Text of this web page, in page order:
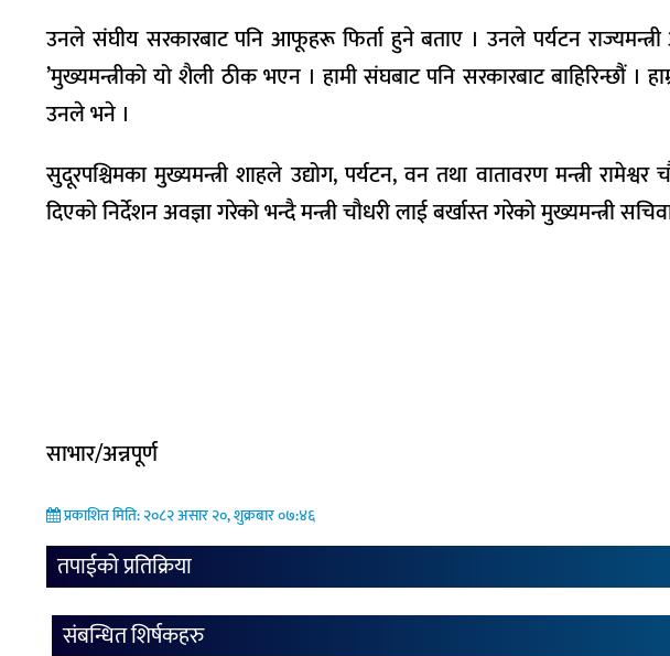
उनले संघीय सरकारबाट पनि आफूहरू फिर्ता हुने बताए । उनले पर्यटन
’मुख्यमन्त्रीको यो शैली ठीक भएन । हामी संघबाट पनि सरकारबाट बाहिरिन्छौं ।
उनले भने ।
सुदूरपश्चिमका मुख्यमन्त्री शाहले उद्योग, पर्यटन, वन तथा वातावरण मन्त्री
दिएको निर्देशन अवज्ञा गरेको भन्दै मन्त्री चौधरी लाई बर्खास्त गरेको मुख्यमन्त्री
साभार/अन्नपूर्ण
प्रकाशित मिति: २०८२ असार २०, शुक्रबार ०७:४६
तपाईको प्रतिक्रिया
संबन्धित शिर्षकहरु